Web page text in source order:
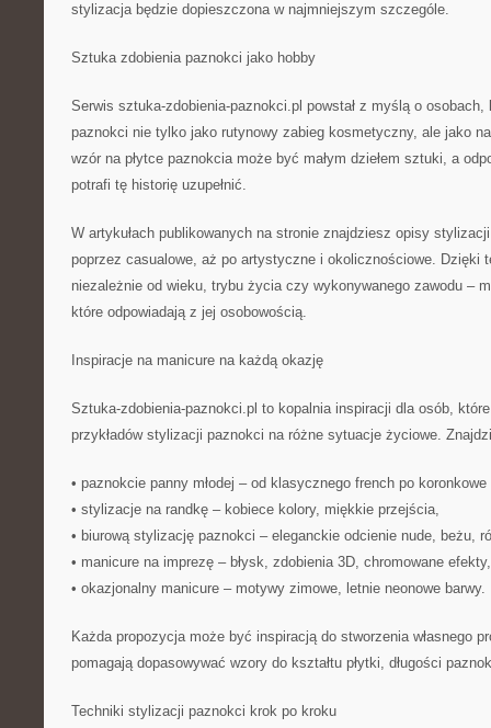
stylizacja będzie dopieszczona w najmniejszym szczególe.
Sztuka zdobienia paznokci jako hobby
Serwis sztuka-zdobienia-paznokci.pl powstał z myślą o
paznokci nie tylko jako rutynowy zabieg kosmetyczny, ale jako
wzór na płytce paznokcia może być małym dziełem sztuki, a
potrafi tę historię uzupełnić.
W artykułach publikowanych na stronie znajdziesz opisy
poprzez casualowe, aż po artystyczne i okolicznościowe. Dzięki
niezależnie od wieku, trybu życia czy wykonywanego zawodu –
które odpowiadają z jej osobowością.
Inspiracje na manicure na każdą okazję
Sztuka-zdobienia-paznokci.pl to kopalnia inspiracji dla osób,
przykładów stylizacji paznokci na różne sytuacje życiowe.
• paznokcie panny młodej – od klasycznego french po
• stylizacje na randkę – kobiece kolory, miękkie przejścia,
• biurową stylizację paznokci – eleganckie odcienie nude, beżu,
• manicure na imprezę – błysk, zdobienia 3D, chromowane efekty,
• okazjonalny manicure – motywy zimowe, letnie neonowe barwy.
Każda propozycja może być inspiracją do stworzenia własnego
pomagają dopasowywać wzory do kształtu płytki, długości
Techniki stylizacji paznokci krok po kroku